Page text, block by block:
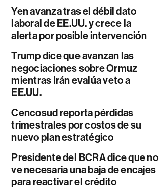
Yen avanza tras el débil dato
laboral de EE.UU. y crece la
alerta por posible intervención
Trump dice que avanzan las
negociaciones sobre Ormuz
mientras Irán evalúa veto a
EE.UU.
Cencosud reporta pérdidas
trimestrales por costos de su
nuevo plan estratégico
Presidente del BCRA dice que no
ve necesaria una baja de encajes
para reactivar el crédito